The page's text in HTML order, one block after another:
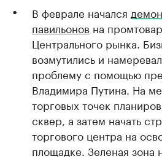
В феврале начался
павильонов на
Центрального рынка.
возмутились и
проблему с помощью
Владимира Путина. На
торговых точек
сквер, а затем начать
торгового центра на
площадке. Зеленая зона